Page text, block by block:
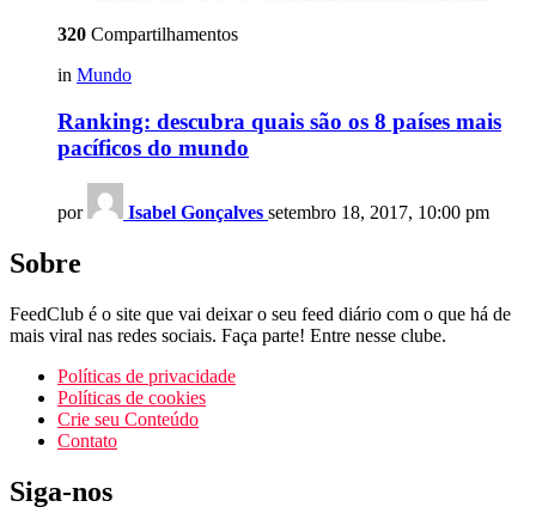
320 Compartilhamentos
in Mundo
Ranking: descubra quais são os 8 países mais
pacíficos do mundo
por Isabel Gonçalves setembro 18, 2017, 10:00 pm
Sobre
FeedClub é o site que vai deixar o seu feed diário com o que há de
mais viral nas redes sociais. Faça parte! Entre nesse clube.
Políticas de privacidade
Políticas de cookies
Crie seu Conteúdo
Contato
Siga-nos